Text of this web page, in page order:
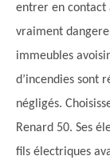
entrer en contact
vraiment
immeubles
d’incendies sont
négligés.
Renard 50. Ses
fils électriques